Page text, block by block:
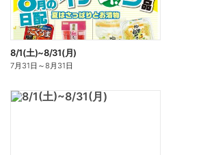
8/1(土)~8/31(月)
7月31日 ～8月31日